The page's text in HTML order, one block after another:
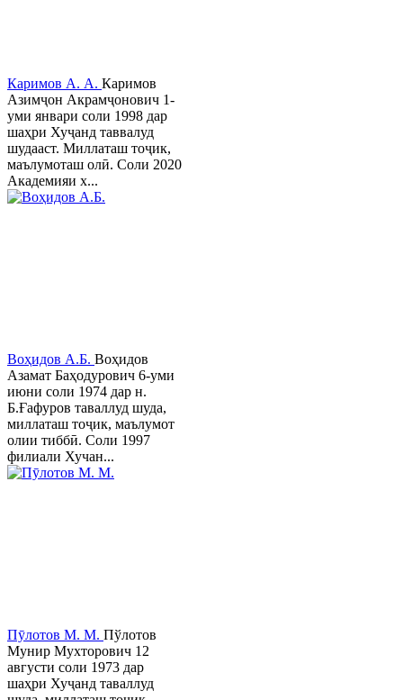
Каримов А. А. Каримов
Азимҷон Акрамҷонович 1-
уми январи соли 1998 дар
шаҳри Хуҷанд таввалуд
шудааст. Миллаташ тоҷик,
маълумоташ олӣ. Соли 2020
Академияи х...
Воҳидов А.Б. Воҳидов
Азамат Баҳодурович 6-уми
июни соли 1974 дар н.
Б.Ғафуров таваллуд шуда,
миллаташ тоҷик, маълумот
олии тиббӣ. Соли 1997
филиали Хучан...
Пӯлотов М. М. Пўлотов
Мунир Мухторович 12
августи соли 1973 дар
шаҳри Хуҷанд таваллуд